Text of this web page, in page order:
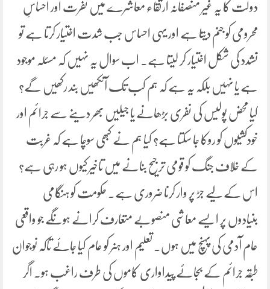
دولت کا یہ غیر منصفانہ ارتقاء معاشرے میں نفرت اور احساسِ
محرومی کو جنم دیتا ہے اور یہی احساس جب شدت اختیار کرتا ہے تو
تشدد کی شکل اختیار کر لیتا ہے۔ اب سوال یہ نہیں کہ مسئلہ موجود
ہے یا نہیں بلکہ یہ ہے کہ ہم کب تک آنکھیں بند رکھیں گے؟
کیا محض پولیس کی نفری بڑھانے یا جیلیں بھر دینے سے جرائم اور
خودکشیوں کو روکا جا سکتا ہے؟ کیا ہم نے کبھی سوچا ہے کہ غربت
کے خلاف جنگ کو قومی ترجیح بنانے میں تاخیر کیوں ہو رہی ہے؟
اس کے لیے جڑ پر وار کرنا ضروری ہے۔ حکومت کو ہنگامی
بنیادوں پر ایسے معاشی منصوبے متعارف کرانے ہونگے جو واقعی
عام آدمی کی پہنچ میں ہوں۔ تعلیم اور ہنر کو عام کیا جائے تاکہ نوجوان
طبقہ جرائم کے بجائے پیداواری کاموں کی طرف راغب ہو۔ اگر